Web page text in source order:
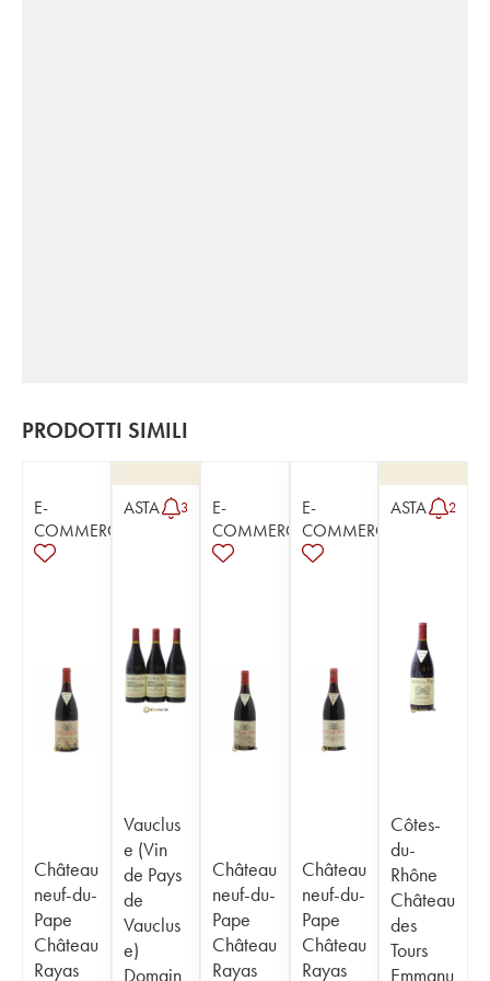
PRODOTTI SIMILI
E-
COMMERCE
Château
neuf-du-
Pape
Château
Rayas
ASTA 3
Vauclus
e (Vin
de Pays
de
Vauclus
e)
Domain
E-
COMMERCE
Château
neuf-du-
Pape
Château
Rayas
E-
COMMERCE
Château
neuf-du-
Pape
Château
Rayas
ASTA 2
Côtes-
du-
Rhône
Château
des
Tours
Emmanu